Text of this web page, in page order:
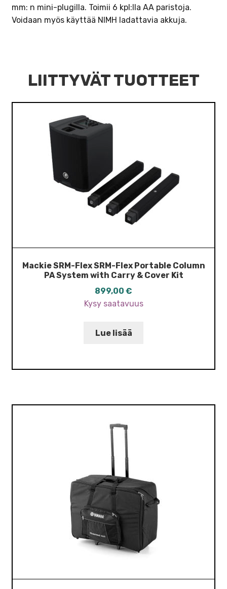
mm: n mini-plugilla. Toimii 6 kpl:lla AA paristoja.
Voidaan myös käyttää NIMH ladattavia akkuja.
LIITTYVÄT TUOTTEET
Mackie SRM-Flex SRM-Flex Portable Column
PA System with Carry & Cover Kit
899,00 €
Kysy saatavuus
Lue lisää